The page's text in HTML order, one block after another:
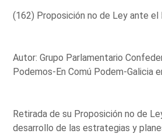
(162) Proposición no de Ley ante el
Autor: Grupo Parlamentario
Podemos-En Comú Podem-Galicia
Retirada de su Proposición no de
desarrollo de las estrategias y